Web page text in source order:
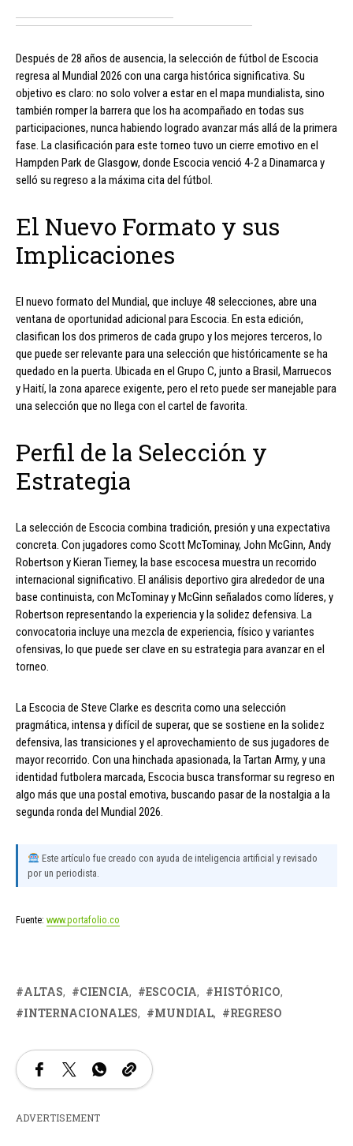
Después de 28 años de ausencia, la selección de fútbol de Escocia
regresa al Mundial 2026 con una carga histórica significativa. Su
objetivo es claro: no solo volver a estar en el mapa mundialista, sino
también romper la barrera que los ha acompañado en todas sus
participaciones, nunca habiendo logrado avanzar más allá de la primera
fase. La clasificación para este torneo tuvo un cierre emotivo en el
Hampden Park de Glasgow, donde Escocia venció 4-2 a Dinamarca y
selló su regreso a la máxima cita del fútbol.
El Nuevo Formato y sus
Implicaciones
El nuevo formato del Mundial, que incluye 48 selecciones, abre una
ventana de oportunidad adicional para Escocia. En esta edición,
clasifican los dos primeros de cada grupo y los mejores terceros, lo
que puede ser relevante para una selección que históricamente se ha
quedado en la puerta. Ubicada en el Grupo C, junto a Brasil, Marruecos
y Haití, la zona aparece exigente, pero el reto puede ser manejable para
una selección que no llega con el cartel de favorita.
Perfil de la Selección y
Estrategia
La selección de Escocia combina tradición, presión y una expectativa
concreta. Con jugadores como Scott McTominay, John McGinn, Andy
Robertson y Kieran Tierney, la base escocesa muestra un recorrido
internacional significativo. El análisis deportivo gira alrededor de una
base continuista, con McTominay y McGinn señalados como líderes, y
Robertson representando la experiencia y la solidez defensiva. La
convocatoria incluye una mezcla de experiencia, físico y variantes
ofensivas, lo que puede ser clave en su estrategia para avanzar en el
torneo.
La Escocia de Steve Clarke es descrita como una selección
pragmática, intensa y difícil de superar, que se sostiene en la solidez
defensiva, las transiciones y el aprovechamiento de sus jugadores de
mayor recorrido. Con una hinchada apasionada, la Tartan Army, y una
identidad futbolera marcada, Escocia busca transformar su regreso en
algo más que una postal emotiva, buscando pasar de la nostalgia a la
segunda ronda del Mundial 2026.
Este artículo fue creado con ayuda de inteligencia artificial y revisado
por un periodista.
Fuente: www.portafolio.co
ALTAS CIENCIA ESCOCIA
HISTÓRICO
INTERNACIONALES
MUNDIAL REGRESO
ADVERTISEMENT